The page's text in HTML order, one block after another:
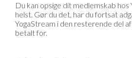
Du kan opsige dit medlemskab hos
helst. Gør du det, har du fortsat
YogaStream i den resterende del
betalt for.